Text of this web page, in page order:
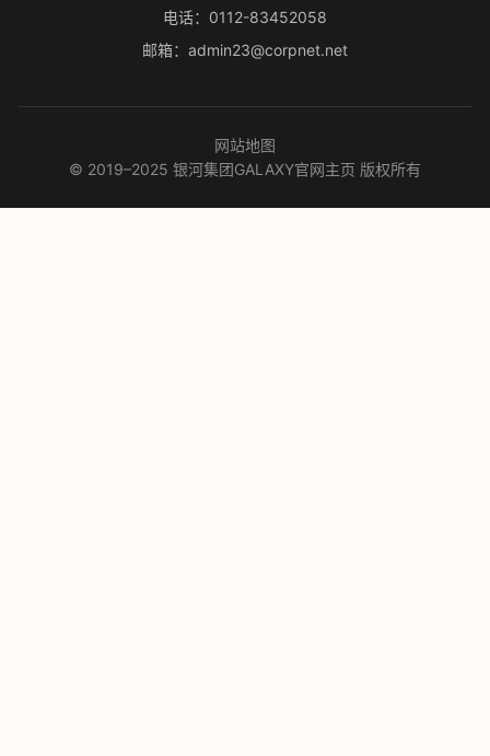
电话：0112-83452058
邮箱：admin23@corpnet.net
网站地图
© 2019–2025 银河集团GALAXY官网主页 版权所有